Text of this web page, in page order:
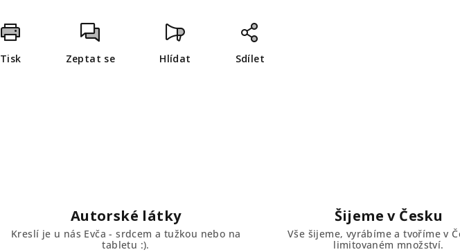
Tisk Zeptat se Hlídat Sdílet
Autorské látky
Kreslí je u nás Evča - srdcem a tužkou nebo na
tabletu :).
Šijeme v Česku
Vše šijeme, vyrábíme a tvoříme v
limitovaném množství.